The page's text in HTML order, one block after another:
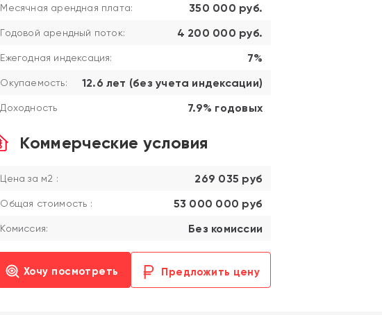
Месячная арендная плата: 350 000 руб.
Годовой арендный поток: 4 200 000 руб.
Ежегодная индексация: 7%
Окупаемость: 12.6 лет (без учета индексации)
Доходность 7.9% годовых
Коммерческие условия
Цена за м2 : 269 035 руб
Общая стоимость : 53 000 000 руб
Комиссия: Без комиссии
Хочу посмотреть Предложить цену